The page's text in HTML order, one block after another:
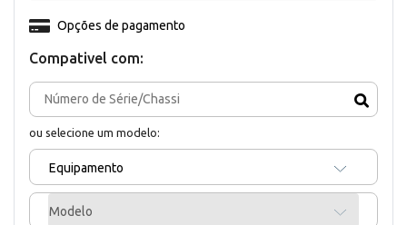
Compativel com:
ou selecione um modelo:
Equipamento
Modelo
Opções de pagamento